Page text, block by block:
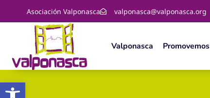
Asociación Valponasca valponasca@valponasca.org
Valponasca Promovemos
Abrir barra de herramientas